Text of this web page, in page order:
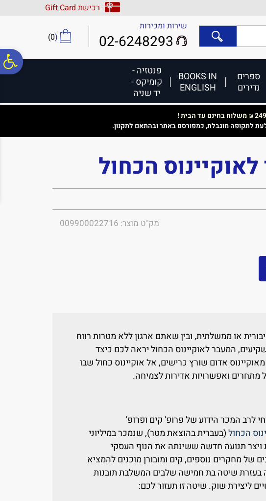
נגישות
אתר
המרכזי
רכישת Gift Card
שירות ומכירות
02-6248293
(
0
)
ספרים
נדירים
BOOKS IN
ENGLISH
פנטזיה -
קומיקס -
יד שניה
₪משלוח בחינם עד הבית !
לתקופה מוגבלת, כמפורסם באתר ובהתאם לתקנון.
הכחול
מק"ט מוצר: 009900022716
או ממשלתית, ובין שאתם ארגון ללא מטרות רווח
המעבר לאוקיינוס הכחול יראה לכם כיצד
אדום שורץ כרישים, אל אוקיינוס כחול שבו
מתחרים ואפשרויות אדירות לצמיחה.
לרב המכר הידוע של פרופ' קים ופרופ'
הכחול(בעברית בהוצאת מטר), שנמכר במיליוני
ל-44 שפות ויצר תנועה חדשה ששינתה את הנוף העסקי
של מחקרים נוספים, קים ומובורן מוכנים להמציא
שיטה בת חמישה שלבים המשלבת תובנות
ליצירת שוק. שיטה זו תעזור לכם: